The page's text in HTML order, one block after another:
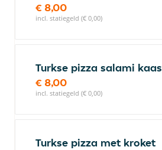
€ 8,00
incl. statiegeld (€ 0,00)
Turkse pizza salami kaas
€ 8,00
incl. statiegeld (€ 0,00)
Turkse pizza met kroket